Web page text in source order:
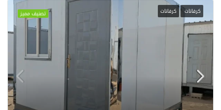
تصنيف مميز كرفانات كرفانات